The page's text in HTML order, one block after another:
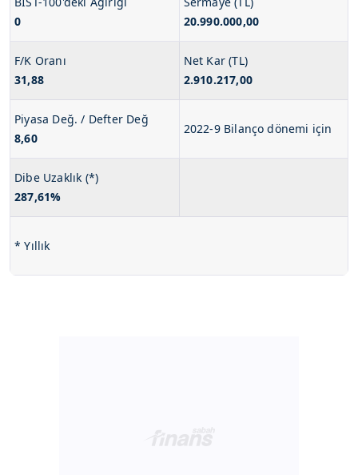
0
20.990.000,00
F/K Oranı
31,88
Net Kar (TL)
2.910.217,00
Piyasa Değ. / Defter Değ
8,60
2022-9 Bilanço dönemi için
Dibe Uzaklık (*)
287,61%
* Yıllık